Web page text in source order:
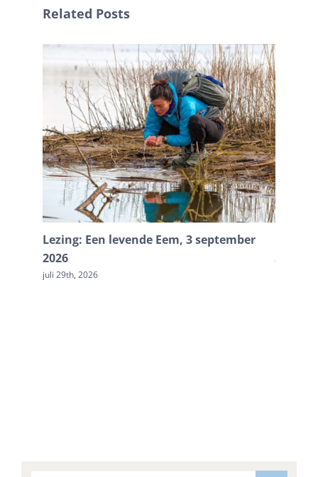
Related Posts
Lezing: Een levende Eem, 3 september
2026
juli 29th, 2026